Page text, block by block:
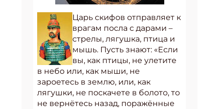
Царь скифов отправляет к
врагам посла с дарами –
стрелы, лягушка, птица и
мышь. Пусть знают: «Если
вы, как птицы, не улетите
в небо или, как мыши, не
зароетесь в землю, или, как
лягушки, не поскачете в болото, то
не вернётесь назад, поражённые